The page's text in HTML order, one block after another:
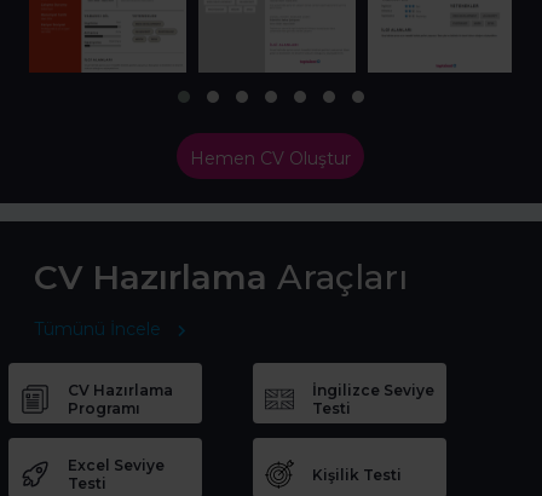
Hemen CV Oluştur
CV Hazırlama Araçları
Tümünü İncele
CV Hazırlama
Programı
İngilizce Seviye
Testi
Excel Seviye
Testi
Kişilik Testi